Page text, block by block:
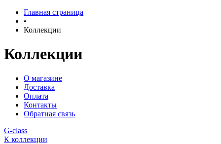
Главная страница
•
Коллекции
Коллекции
О магазине
Доставка
Оплата
Контакты
Обратная связь
G-class
К коллекции